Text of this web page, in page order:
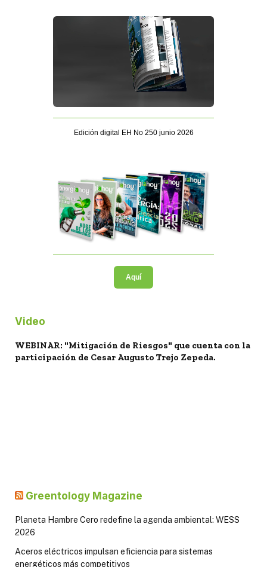
Edición digital EH No 250 junio 2026
Aquí
Video
WEBINAR: "Mitigación de Riesgos" que cuenta con la
participación de Cesar Augusto Trejo Zepeda.
Greentology Magazine
Planeta Hambre Cero redefine la agenda ambiental: WESS
2026
Aceros eléctricos impulsan eficiencia para sistemas
energéticos más competitivos